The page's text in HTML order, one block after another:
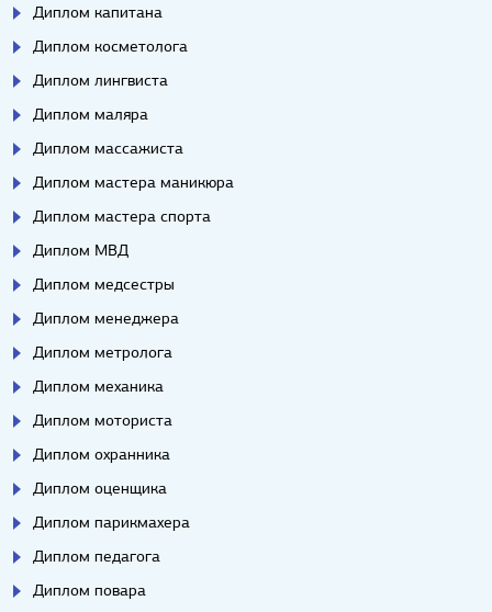
Диплом капитана
Диплом косметолога
Диплом лингвиста
Диплом маляра
Диплом массажиста
Диплом мастера маникюра
Диплом мастера спорта
Диплом МВД
Диплом медсестры
Диплом менеджера
Диплом метролога
Диплом механика
Диплом моториста
Диплом охранника
Диплом оценщика
Диплом парикмахера
Диплом педагога
Диплом повара